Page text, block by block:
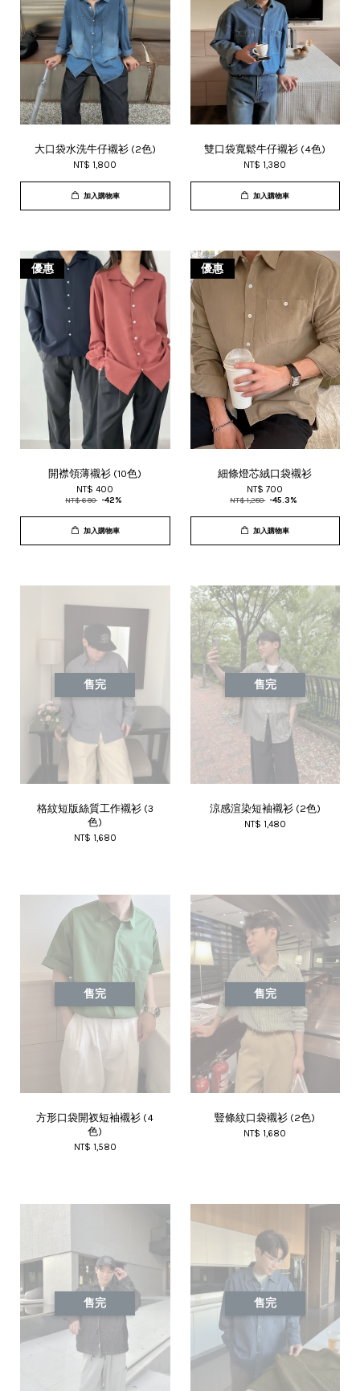
大口袋水洗牛仔襯衫 (2色)
NT$ 1,800
加入購物車
雙口袋寬鬆牛仔襯衫 (4色)
NT$ 1,380
加入購物車
優惠
開襟領薄襯衫 (10色)
NT$ 400
NT$ 690 -42%
加入購物車
優惠
細條燈芯絨口袋襯衫
NT$ 700
NT$ 1,280 -45.3%
加入購物車
售完
格紋短版絲質工作襯衫 (3
色)
NT$ 1,680
售完
涼感渲染短袖襯衫 (2色)
NT$ 1,480
售完
方形口袋開衩短袖襯衫 (4
色)
NT$ 1,580
售完
豎條紋口袋襯衫 (2色)
NT$ 1,680
售完 售完